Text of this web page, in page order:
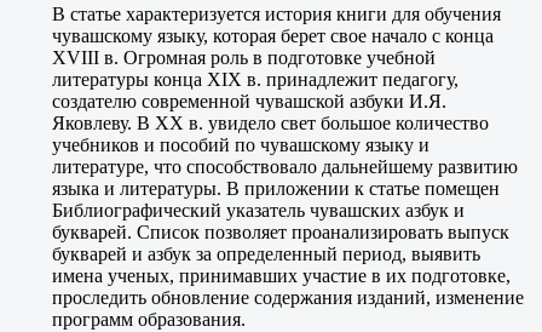
В статье характеризуется история книги для обучения
чувашскому языку, которая берет свое начало с конца
XVIII в. Огромная роль в подготовке учебной
литературы конца XIX в. принадлежит педагогу,
создателю современной чувашской азбуки И.Я.
Яковлеву. В XX в. увидело свет большое количество
учебников и пособий по чувашскому языку и
литературе, что способствовало дальнейшему развитию
языка и литературы. В приложении к статье помещен
Библиографический указатель чувашских азбук и
букварей. Список позволяет проанализировать выпуск
букварей и азбук за определенный период, выявить
имена ученых, принимавших участие в их подготовке,
проследить обновление содержания изданий, изменение
программ образования.